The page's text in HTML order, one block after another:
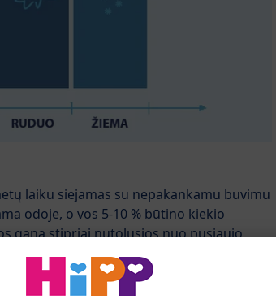
laiku siejamas su nepakankamu buvimu
odoje, o vos 5-10 % būtino kiekio
gana stipriai nutolusios nuo pusiaujo,
vitamino D kiekis